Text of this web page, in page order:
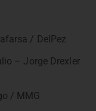
/ DelPez
– Jorge Drexler
/ MMG